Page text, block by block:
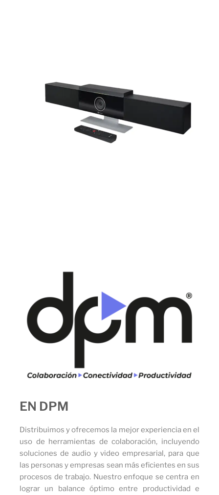
EN DPM
Distribuimos y ofrecemos la mejor experiencia en el
uso de herramientas de colaboración, incluyendo
soluciones de audio y video empresarial, para que
las personas y empresas sean más eficientes en sus
procesos de trabajo. Nuestro enfoque se centra en
lograr un balance óptimo entre productividad e